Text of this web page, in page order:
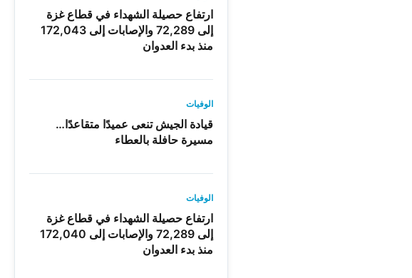
ارتفاع حصيلة الشهداء في قطاع غزة
إلى 72,289 والإصابات إلى 172,043
منذ بدء العدوان
الوفيات
قيادة الجيش تنعى عميدًا متقاعدًا…
مسيرة حافلة بالعطاء
الوفيات
ارتفاع حصيلة الشهداء في قطاع غزة
إلى 72,289 والإصابات إلى 172,040
منذ بدء العدوان